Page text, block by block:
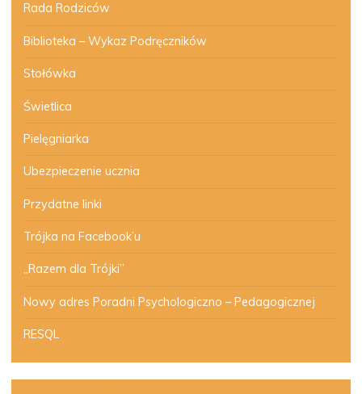
Rada Rodziców
Biblioteka – Wykaz Podręczników
Stołówka
Świetlica
Pielęgniarka
Ubezpieczenie ucznia
Przydatne linki
Trójka na Facebook’u
„Razem dla Trójki”
Nowy adres Poradni Psychologiczno – Pedagogicznej
RESQL